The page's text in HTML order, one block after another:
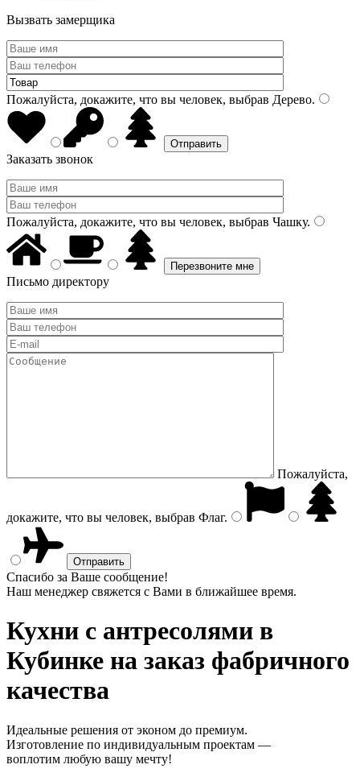
Вызвать замерщика
Пожалуйста, докажите, что вы человек, выбрав Дерево.
Заказать звонок
Пожалуйста, докажите, что вы человек, выбрав Чашку.
Письмо директору
Пожалуйста,
докажите, что вы человек, выбрав Флаг.
Спасибо за Ваше сообщение!
Наш менеджер свяжется с Вами в ближайшее время.
Кухни с антресолями в
Кубинке на заказ фабричного
качества
Идеальные решения от эконом до премиум.
Изготовление по индивидуальным проектам —
воплотим любую вашу мечту!